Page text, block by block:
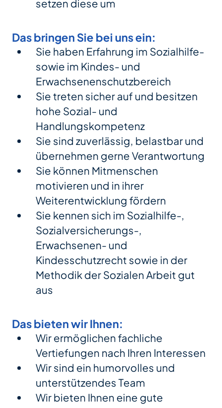
setzen diese um
Das bringen Sie bei uns ein:
Sie haben Erfahrung im Sozialhilfe-
sowie im Kindes- und
Erwachsenenschutzbereich
Sie treten sicher auf und besitzen
hohe Sozial- und
Handlungskompetenz
Sie sind zuverlässig, belastbar und
übernehmen gerne Verantwortung
Sie können Mitmenschen
motivieren und in ihrer
Weiterentwicklung fördern
Sie kennen sich im Sozialhilfe-,
Sozialversicherungs-,
Erwachsenen- und
Kindesschutzrecht sowie in der
Methodik der Sozialen Arbeit gut
aus
Das bieten wir Ihnen:
Wir ermöglichen fachliche
Vertiefungen nach Ihren Interessen
Wir sind ein humorvolles und
unterstützendes Team
Wir bieten Ihnen eine gute